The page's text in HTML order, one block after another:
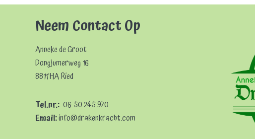
Neem Contact Op
Anneke de Groot
Dongjumerweg 16
8811 HA Ried
Tel.nr.:06-50 245 970
Email:info@drakenkracht.com